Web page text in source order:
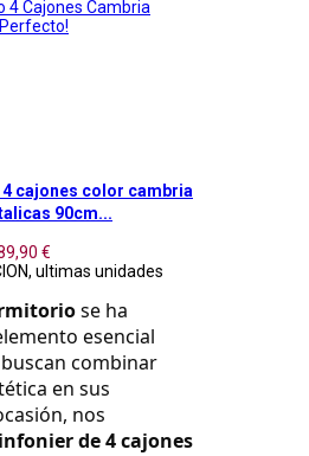
cajones color cambria
90cm...
€
ultimas unidades
se ha
esencial
combinar
en sus
nos
de 4 cajones